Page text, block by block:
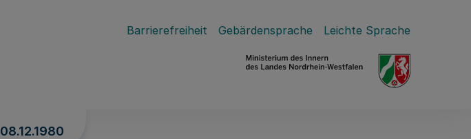
Barrierefreiheit Gebärdensprache Leichte Sprache
08.12.1980